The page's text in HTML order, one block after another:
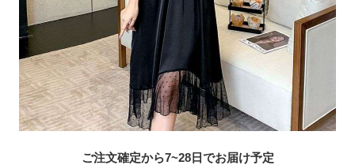
ご注文確定から7~28日でお届け予定